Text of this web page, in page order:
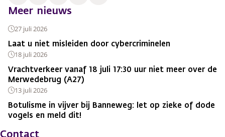
Meer nieuws
Laat u niet misleiden door cybercriminelen
27 juli 2026
Vrachtverkeer vanaf 18 juli 17:30 uur niet meer over de
Merwedebrug (A27)
18 juli 2026
Botulisme in vijver bij Banneweg: let op zieke of dode
vogels en meld dit!
13 juli 2026
Contact